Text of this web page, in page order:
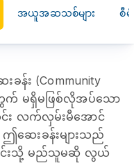
အယူအဆသစ်များ စီ
ခန်း (Community
မရှိမဖြစ်လိုအပ်သော
င်း လက်လှမ်းမီအောင်
ဆေးခန်းများသည်
တွင်းသို့ မည်သူမဆို လွယ်